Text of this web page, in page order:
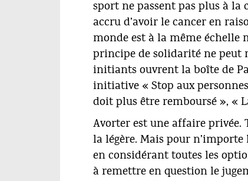
sport ne passent pas plus à la
accru d’avoir le cancer en
monde est à la même échelle
principe de solidarité ne peut
initiants ouvrent la boîte de
initiative « Stop aux
doit plus être remboursé », «
Avorter est une affaire privée.
la légère. Mais pour
en considérant toutes les
à remettre en question le